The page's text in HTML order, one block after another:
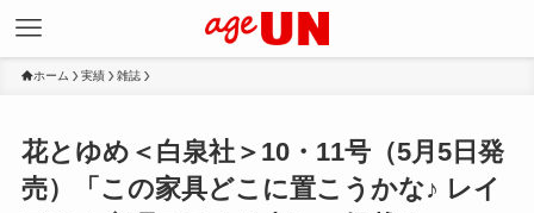
ホーム 実績 雑誌
花とゆめ＜白泉社＞10・11号（5月5日発
売）「この家具どこに置こうかな♪ レイ